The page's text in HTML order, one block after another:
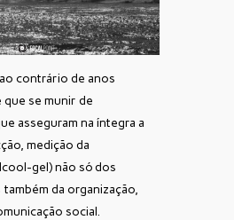
contrário de anos
se munir de
asseguram na íntegra a
medição da
gel) não só dos
da organização,
social.